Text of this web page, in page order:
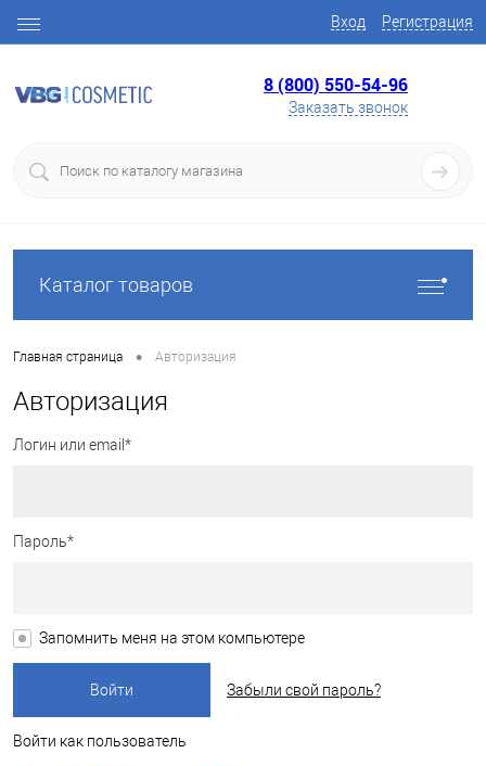
Вход Регистрация
8 (800) 550-54-96
Заказать звонок
Каталог товаров
Главная страница • Авторизация
Авторизация
Логин или email*
Пароль*
Запомнить меня на этом компьютере
Забыли свой пароль?
Войти как пользователь